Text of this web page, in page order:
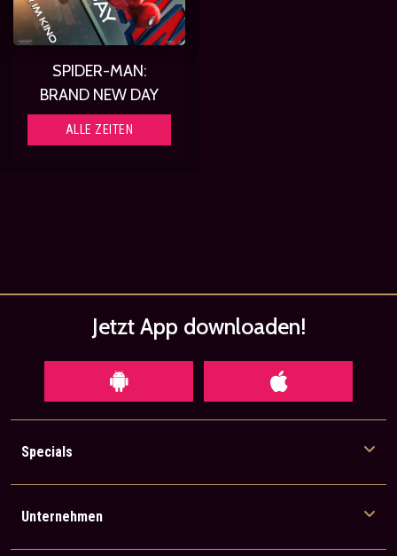
SPIDER-MAN:
BRAND NEW DAY
ALLE ZEITEN
Jetzt App downloaden!
Specials
Unternehmen